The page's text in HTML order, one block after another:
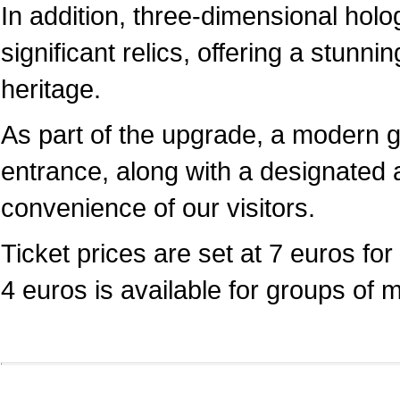
In addition, three-dimensional
significant relics, offering a
heritage.
As part of the upgrade, a modern
entrance, along with a
convenience of our visitors.
Ticket prices are set at 7 euros
4 euros is available for groups of